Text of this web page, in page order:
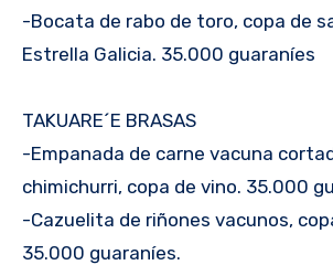
-Bocata de rabo de toro, copa de
Estrella Galicia. 35.000 guaraníes
TAKUARE´E BRASAS
-Empanada de carne vacuna
chimichurri, copa de vino. 35.000
-Cazuelita de riñones vacunos,
35.000 guaraníes.